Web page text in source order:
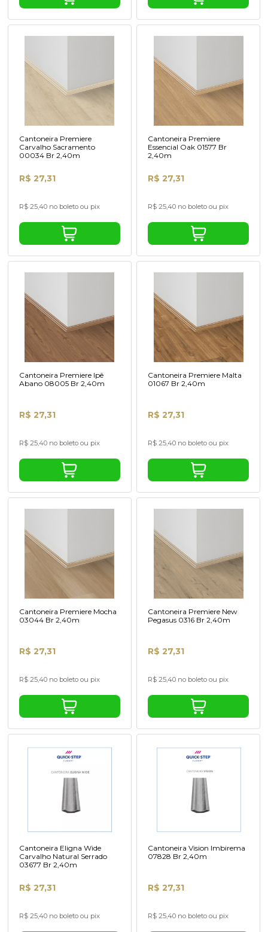
Cantoneira Premiere
Carvalho Sacramento
00034 Br 2,40m
R$ 27,31
R$ 25,40 no boleto ou pix
Cantoneira Premiere
Essencial Oak 01577 Br
2,40m
R$ 27,31
R$ 25,40 no boleto ou pix
Cantoneira Premiere Ipê
Abano 08005 Br 2,40m
R$ 27,31
R$ 25,40 no boleto ou pix
Cantoneira Premiere Malta
01067 Br 2,40m
R$ 27,31
R$ 25,40 no boleto ou pix
Cantoneira Premiere Mocha
03044 Br 2,40m
R$ 27,31
R$ 25,40 no boleto ou pix
Cantoneira Premiere New
Pegasus 0316 Br 2,40m
R$ 27,31
R$ 25,40 no boleto ou pix
Cantoneira Eligna Wide
Carvalho Natural Serrado
03677 Br 2,40m
R$ 27,31
R$ 25,40 no boleto ou pix
Cantoneira Vision Imbirema
07828 Br 2,40m
R$ 27,31
R$ 25,40 no boleto ou pix